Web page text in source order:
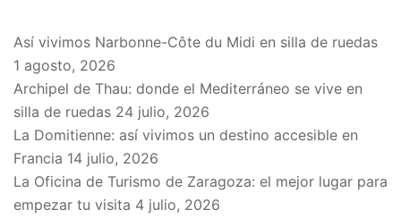
Así vivimos Narbonne-Côte du Midi en silla de ruedas
1 agosto, 2026
Archipel de Thau: donde el Mediterráneo se vive en
silla de ruedas 24 julio, 2026
La Domitienne: así vivimos un destino accesible en
Francia 14 julio, 2026
La Oficina de Turismo de Zaragoza: el mejor lugar para
empezar tu visita 4 julio, 2026